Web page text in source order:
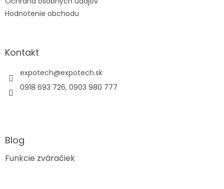
Hodnotenie obchodu
Kontakt
expotech@expotech.sk
0918 693 726, 0903 980 777
Blog
Funkcie zváračiek